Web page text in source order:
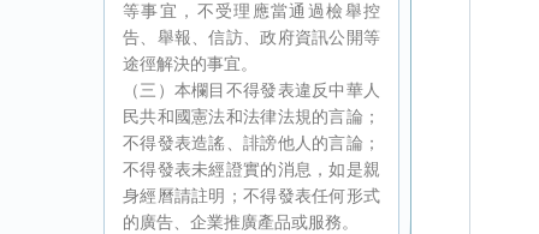
等事宜，不受理應當通過檢舉控
告、舉報、信訪、政府資訊公開等
途徑解決的事宜。
（三）本欄目不得發表違反中華人
民共和國憲法和法律法規的言論；
不得發表造謠、誹謗他人的言論；
不得發表未經證實的消息，如是親
身經曆請註明；不得發表任何形式
的廣告、企業推廣產品或服務。